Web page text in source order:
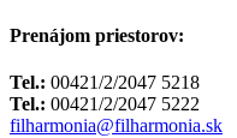
Prenájom priestorov:
Tel.: 00421/2/2047 5218
Tel.: 00421/2/2047 5222
filharmonia@filharmonia.sk